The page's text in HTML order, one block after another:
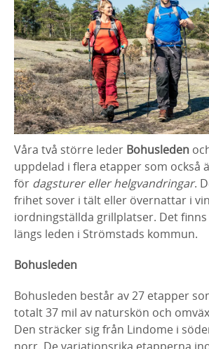
Våra två större leder Bohusleden
uppdelad i flera etapper som också
för dagsturer eller helgvandringar.
frihet sover i tält eller övernattar i
iordningställda grillplatser. Det
längs leden i Strömstads kommun.
Bohusleden
Bohusleden består av 27 etapper
totalt 37 mil av naturskön och
Den sträcker sig från Lindome i